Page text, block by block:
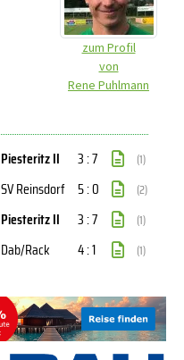
zum Profil
von
Rene Puhlmann
Piesteritz II 3 : 7 (1)
SV Reinsdorf 5 : 0 (2)
Piesteritz II 3 : 7 (1)
Dab/Rack 4 : 1 (1)